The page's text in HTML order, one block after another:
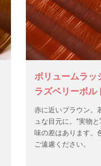
ボリュームラッ
ラズベリーボル
赤に近いブラウン。
ュな目元に。*実物
味の差はあります。
ご遠慮ください。